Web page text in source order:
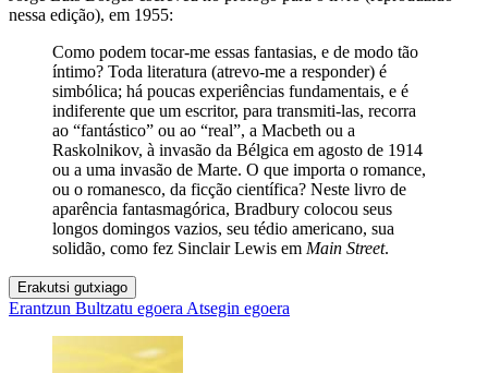
nessa edição), em 1955:
Como podem tocar-me essas fantasias, e de modo tão
íntimo? Toda literatura (atrevo-me a responder) é
simbólica; há poucas experiências fundamentais, e é
indiferente que um escritor, para transmiti-las, recorra
ao “fantástico” ou ao “real”, a Macbeth ou a
Raskolnikov, à invasão da Bélgica em agosto de 1914
ou a uma invasão de Marte. O que importa o romance,
ou o romanesco, da ficção científica? Neste livro de
aparência fantasmagórica, Bradbury colocou seus
longos domingos vazios, seu tédio americano, sua
solidão, como fez Sinclair Lewis em Main Street.
Erakutsi gutxiago
Erantzun Bultzatu egoera Atsegin egoera